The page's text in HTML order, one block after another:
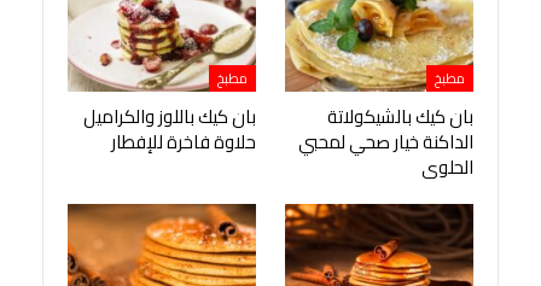
مطبخ
بان كيك بالشيكولاتة
الداكنة خيار صحي لمحبي
الحلوى
مطبخ
بان كيك باللوز والكراميل
حلاوة فاخرة للإفطار